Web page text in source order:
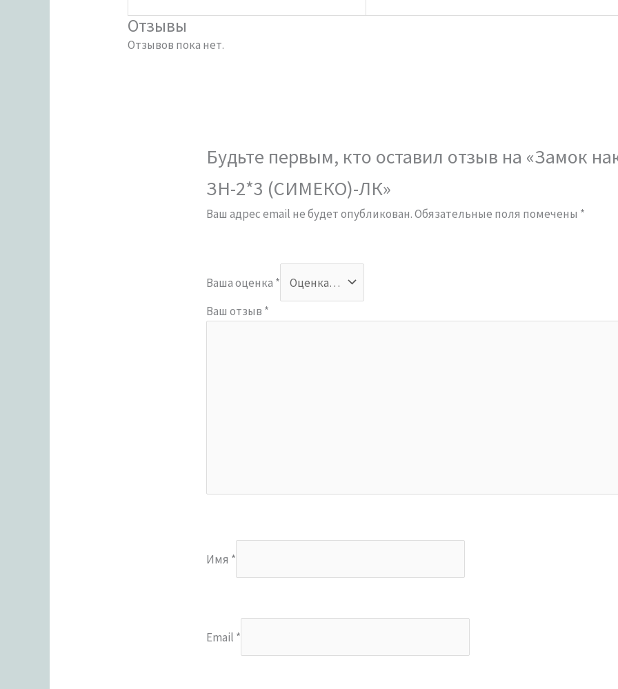
Отзывы
Отзывов пока нет.
Будьте первым, кто оставил отзыв на «Замок
ЗН-2*3 (СИМЕКО)-ЛК»
Ваш адрес email не будет опубликован.Обязательные поля помечены *
Ваша оценка *
Ваш отзыв *
Имя *
Email *